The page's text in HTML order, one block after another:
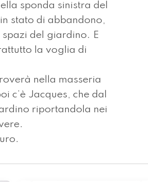
sponda sinistra del
stato di abbandono,
del giardino. E
la voglia di
nella masseria
c’è Jacques, che dal
riportandola nei